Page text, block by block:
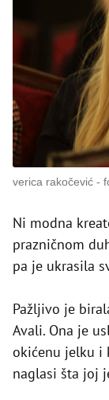
verica rakočević
Ni modna
prazničnom
pa je ukrasila
Pažljivo je
Avali. Ona je
okićenu jelku i
naglasi šta joj